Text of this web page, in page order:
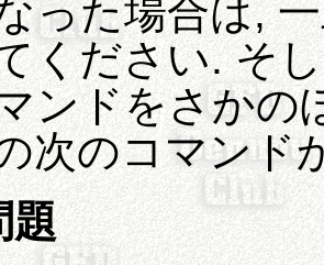
った場合は,
ください. そ
ンドをさかの
次のコマンド
題